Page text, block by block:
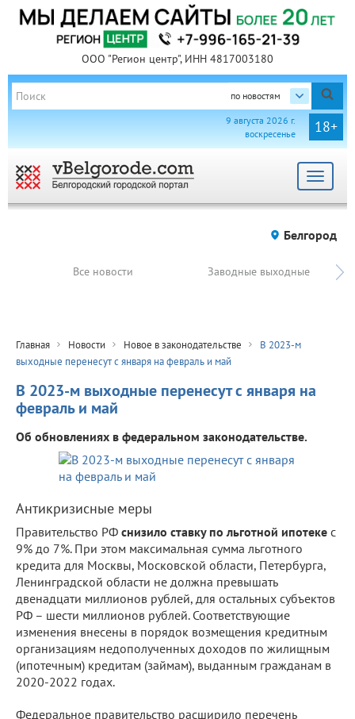
ООО "Регион центр", ИНН 4817003180
по новостям
18+
9 августа 2026 г.
воскресенье
Toggle
Белгород
Все новости Заводные выходные
Главная Новости Новое в законодательстве
В 2023-м
выходные перенесут с января на февраль и май
В 2023-м выходные перенесут с января на
февраль и май
Об обновлениях в федеральном законодательстве.
Антикризисные меры
Правительство РФ снизило ставку по льготной ипотеке с
9% до 7%. При этом максимальная сумма льготного
кредита для Москвы, Московской области, Петербурга,
Ленинградской области не должна превышать
двенадцати миллионов рублей, для остальных субъектов
РФ – шести миллионов рублей. Соответствующие
изменения внесены в порядок возмещения кредитным
организациям недополученных доходов по жилищным
(ипотечным) кредитам (займам), выданным гражданам в
2020-2022 годах.
Федеральное правительство расширило перечень